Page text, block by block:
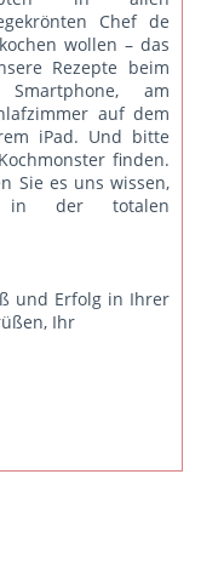
Chef de
wollen – das
Rezepte beim
am
auf dem
iPad. Und bitte
finden.
Sie es uns wissen,
in der totalen
und Erfolg in Ihrer
Ihr